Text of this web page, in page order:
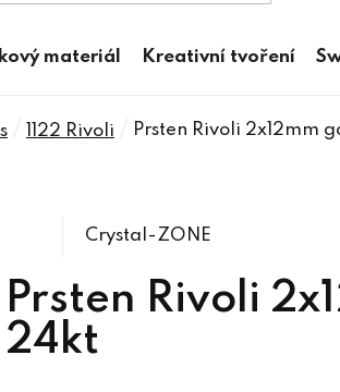
materiál Kreativní tvoření
1122 Rivoli Prsten Rivoli 2x12mm
Prsten Rivoli
24kt
Crystal-ZONE